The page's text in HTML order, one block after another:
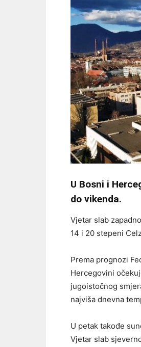
U Bosni i
do vikenda.
Vjetar slab
14 i 20 stepeni
Prema prognozi
Hercegovini
jugoistočnog
najviša dnevna
U petak takođe
Vjetar slab